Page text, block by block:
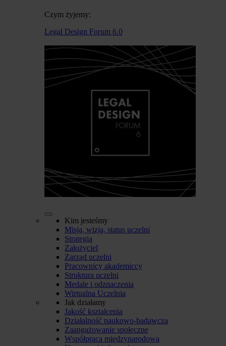
Czym żyjemy:
Legal Design Forum 6.0
Kim jesteśmy
Misja, wizja, status uczelni
Strategia
Założyciel
Zarząd uczelni
Pracownicy akademiccy
Struktura uczelni
Medale i odznaczenia
Wirtualna Uczelnia
Jak działamy
Jakość kształcenia
Działalność naukowo-badawcza
Zaangażowanie społeczne
Współpraca międzynarodowa